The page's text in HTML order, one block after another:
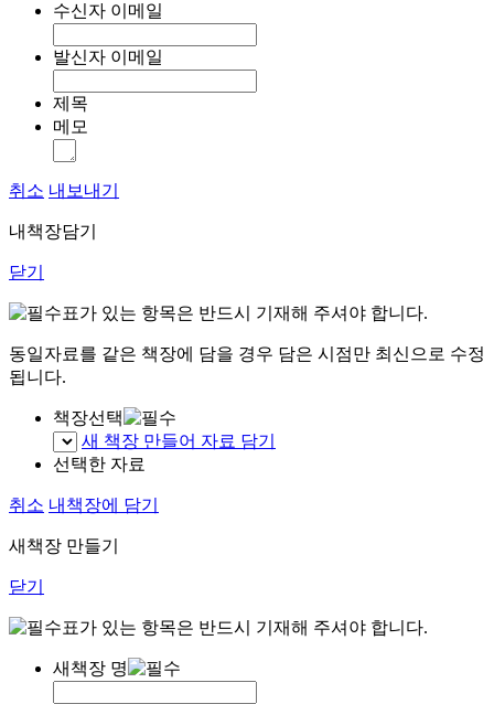
수신자 이메일
발신자 이메일
제목
메모
취소 내보내기
내책장담기
닫기
표가 있는 항목은 반드시 기재해 주셔야 합니다.
동일자료를 같은 책장에 담을 경우 담은 시점만 최신으로 수정
됩니다.
책장선택
새 책장 만들어 자료 담기
선택한 자료
취소 내책장에 담기
새책장 만들기
닫기
표가 있는 항목은 반드시 기재해 주셔야 합니다.
새책장 명